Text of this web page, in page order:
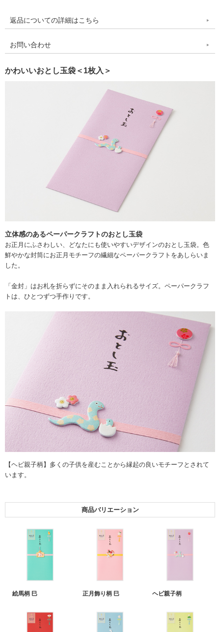
返品についての詳細はこちら
お問い合わせ
かわいいおとし玉袋＜1枚入＞
立体感のあるペーパークラフトのおとし玉袋
お正月にふさわしい、どなたにも使いやすいデザインのおとし玉袋。色
鮮やかな封筒にお正月モチーフの繊細なペーパークラフトをあしらいま
した。
「金封」はお札を折らずにそのまま入れられるサイズ。ペーパークラフ
トは、ひとつずつ手作りです。
【ヘビ親子柄】多くの子供を産むことから縁起の良いモチーフとされて
います。
商品バリエーション
絵馬柄 巳 正月飾り柄 巳 ヘビ親子柄